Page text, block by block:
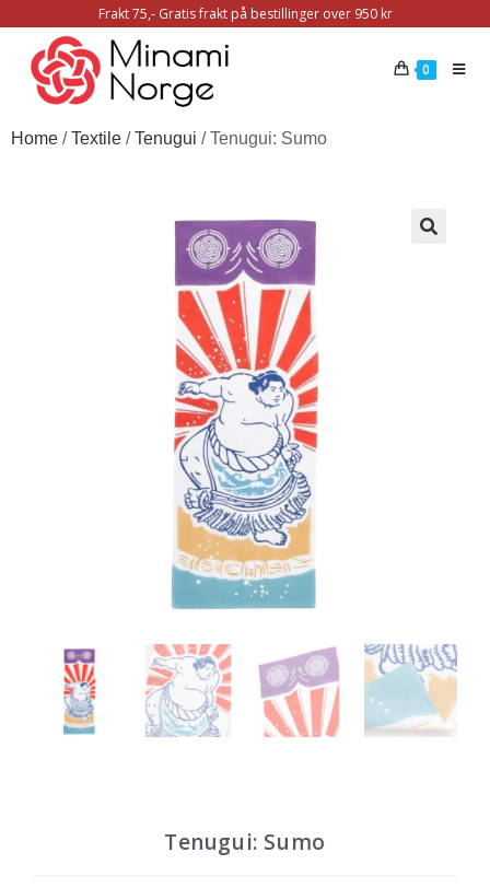
Frakt 75,- Gratis frakt på bestillinger over 950 kr
0
Home /Textile /Tenugui / Tenugui: Sumo
Tenugui: Sumo